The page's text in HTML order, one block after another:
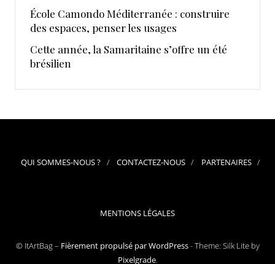
École Camondo Méditerranée : construire
des espaces, penser les usages
Cette année, la Samaritaine s’offre un été
brésilien
QUI SOMMES-NOUS ? CONTACTEZ-NOUS PARTENAIRES
MENTIONS LÉGALES
© ItArtBag – Fièrement propulsé par WordPress-Theme: Silk Lite by
Pixelgrade.